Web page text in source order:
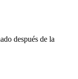
después de la